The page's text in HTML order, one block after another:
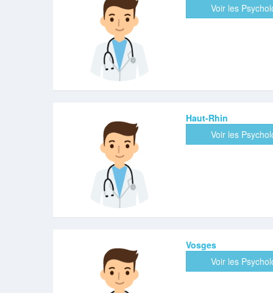
Voir les
Haut-Rhin
Voir les
Vosges
Voir les